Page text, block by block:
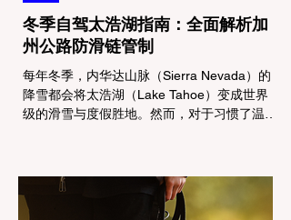
冬季自驾太浩湖指南：全面解析加
州公路防滑链管制
每年冬季，内华达山脉（Sierra Nevada）的
降雪都会将太浩湖（Lake Tahoe）变成世界
级的滑雪与度假胜地。然而，对于习惯了温暖
(Chain Controls)。 不了解这些规定，不仅可
能面临高额罚单或被公路巡警（CHP）劝